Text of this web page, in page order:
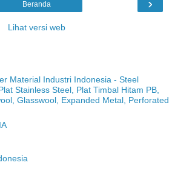
Beranda
Lihat versi web
Material Industri Indonesia - Steel
Stainless Steel, Plat Timbal Hitam PB,
Glasswool, Expanded Metal, Perforated